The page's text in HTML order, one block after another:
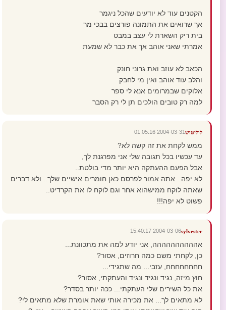
הקטנים עוד לא יודעים שהכל ניגמר
אך שרואים את התמונה פורצים בבכי מר
בית ריק השארת לי עצב במבט
אמרתי שאני אוהב אך את כבר לא שמעת
הכאב לא עוזב ואת גרוני חונק
והלב עוד אוהב ואין מי לחבק
אלוקים שבמרומים אנא לי ספר
למה רק טובים הולכים תן לי רק הסבר
לוליטוש2004-03-31 01:05:16
ממש לקחת את זה קשה לא?
עד עכשיו בכל תגובה שלי אני מפרגנת לך,
אבל הפעם ההעתקה היא יותר מדי בולטת..
לא יפה.. אתה אמור לפרסם כאן חומרים אישיים שלך.. ולא דברים
שאתה לוקח ממישהוא אחר וגם לוקח לו את הקרדיט..
פשוט לא יפה!!!
sylvester
2004-03-06 15:40:17
אהההההההההה, אני יודע למה את מתכוונת...
כן, לקחתי משם כמה חרוזים, אסור?
חחחחחחחח, עזבי... מה שתגידי...
חוץ מיזה, נגיד ונגיד ונגיד והעתקתי, אסור?
את כל השירים שלי העתקתי... ככה יותר בסדר?
לא מתאים לך... את מכירה אותי שאת אומרת שלא מתאים לי?